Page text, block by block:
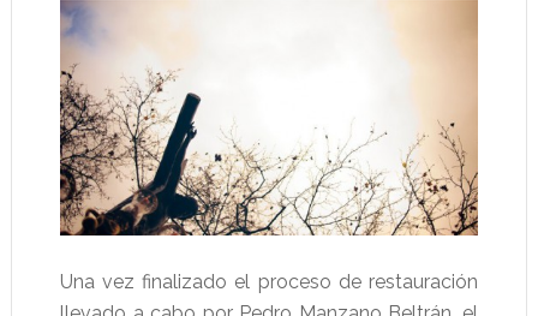
Una vez finalizado el proceso de restauración